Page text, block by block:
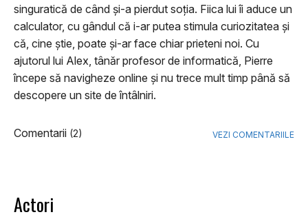
singuratică de când și-a pierdut soția. Fiica lui îi aduce un
calculator, cu gândul că i-ar putea stimula curiozitatea și
că, cine știe, poate și-ar face chiar prieteni noi. Cu
ajutorul lui Alex, tânăr profesor de informatică, Pierre
începe să navigheze online și nu trece mult timp până să
descopere un site de întâlniri.
Comentarii (2) VEZI COMENTARIILE
Actori